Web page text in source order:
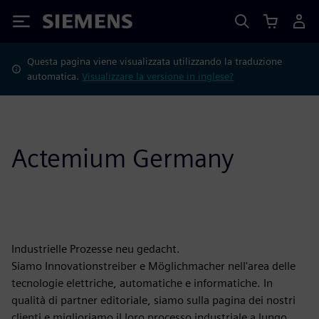
Siemens
Questa pagina viene visualizzata utilizzando la traduzione
automatica.Visualizzare la versione in inglese?
Actemium Germany
Industrielle Prozesse neu gedacht.
Siamo Innovationstreiber e Möglichmacher nell'area delle
tecnologie elettriche, automatiche e informatiche. In
qualità di partner editoriale, siamo sulla pagina dei nostri